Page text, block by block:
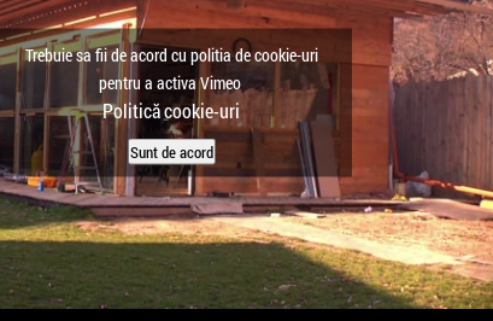
Trebuie sa fii de acord cu politia de cookie-uri
pentru a activa Vimeo
Politică cookie-uri
Sunt de acord